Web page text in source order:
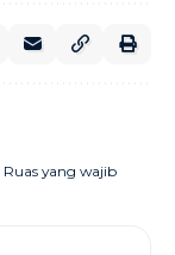
Ruas yang wajib